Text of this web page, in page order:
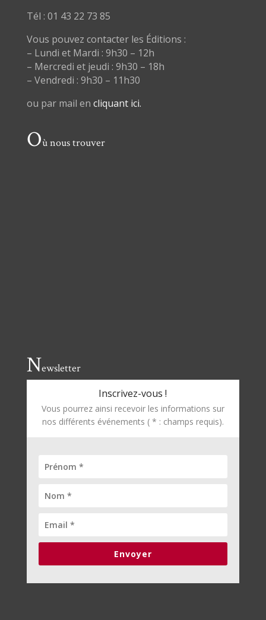
Tél : 01 43 22 73 85
Vous pouvez contacter les Éditions :
– Lundi et Mardi : 9h30 – 12h
– Mercredi et jeudi : 9h30 – 18h
– Vendredi : 9h30 – 11h30
ou par mail en cliquant ici.
Où nous trouver
Newsletter
Inscrivez-vous !
Vous pourrez ainsi recevoir les informations sur
nos différents événements ( * : champs requis).
Envoyer